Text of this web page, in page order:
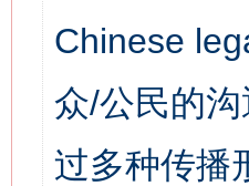
Chinese
众/公民的
过多种传播